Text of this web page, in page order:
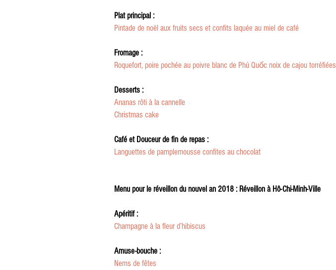
Plat principal :
Pintade de noël aux fruits secs et confits laquée au miel de café
Fromage :
Roquefort, poire pochée au poivre blanc de Phú Quốc noix de cajou torréfiées
Desserts :
Ananas rôti à la cannelle
Christmas cake
Café et Douceur de fin de repas :
Languettes de pamplemousse confites au chocolat
Menu pour le réveillon du nouvel an 2018 : Réveillon à Hô-Chi-Minh-Ville
Apéritif :
Champagne à la fleur d’hibiscus
Amuse-bouche :
Nems de fêtes